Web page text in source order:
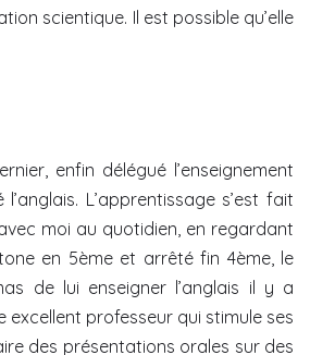
scientique. Il est possible qu’elle
enfin délégué l’enseignement
L’apprentissage s’est fait
moi au quotidien, en regardant
en 5ème et arrêté fin 4ème, le
de lui enseigner l’anglais il y a
excellent professeur qui stimule ses
des présentations orales sur des